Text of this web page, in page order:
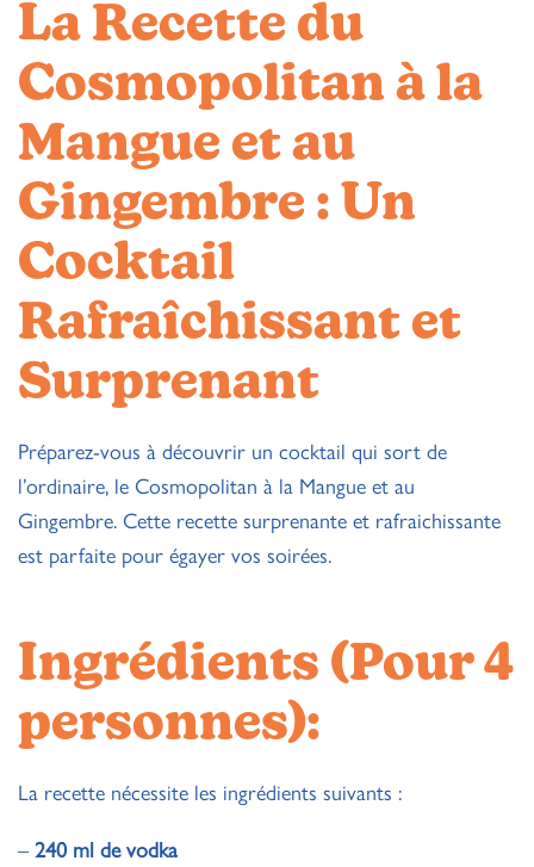
La Recette du
Cosmopolitan à la
Mangue et au
Gingembre : Un
Cocktail
Rafraîchissant et
Surprenant
Préparez-vous à découvrir un cocktail qui sort de
l’ordinaire, le Cosmopolitan à la Mangue et au
Gingembre. Cette recette surprenante et rafraichissante
est parfaite pour égayer vos soirées.
Ingrédients (Pour 4
personnes):
La recette nécessite les ingrédients suivants :
– 240 ml de vodka